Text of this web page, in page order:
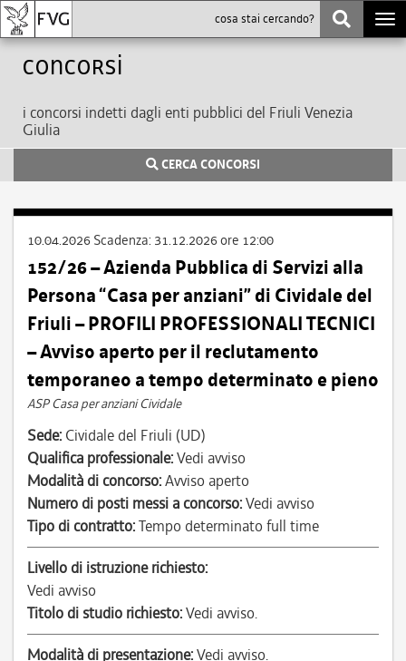
Concorsi
i concorsi indetti dagli enti pubblici del Friuli Venezia
Giulia
CERCA CONCORSI
10.04.2026 Scadenza: 31.12.2026 ore 12:00
152/26 – Azienda Pubblica di Servizi alla
Persona “Casa per anziani” di Cividale del
Friuli – PROFILI PROFESSIONALI TECNICI
– Avviso aperto per il reclutamento
temporaneo a tempo determinato e pieno
ASP Casa per anziani Cividale
Sede: Cividale del Friuli (UD)
Qualifica professionale:Vedi avviso
Modalità di concorso:Avviso aperto
Numero di posti messi a concorso:Vedi avviso
Tipo di contratto:Tempo determinato full time
Livello di istruzione richiesto:
Vedi avviso
Titolo di studio richiesto:Vedi avviso.
Modalità di presentazione:Vedi avviso.